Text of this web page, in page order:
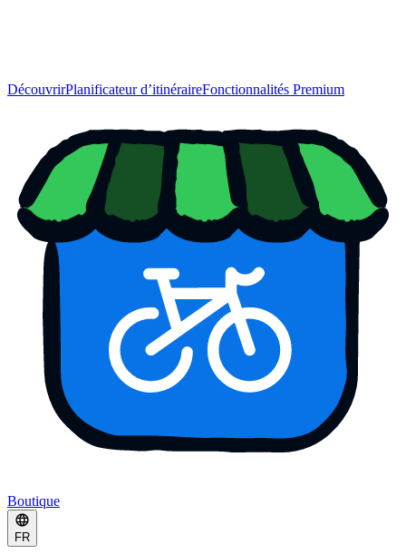
DécouvrirPlanificateur d’itinéraireFonctionnalités Premium
Boutique
FR